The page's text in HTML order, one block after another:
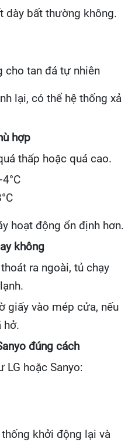
dày bất thường không.
cho tan đá tự nhiên
lại, có thể hệ thống xả
hợp
thấp hoặc quá cao.
hoạt động ổn định hơn.
không
ra ngoài, tủ chạy
giấy vào mép cửa, nếu
hở.
đúng cách
LG hoặc Sanyo:
khởi động lại và